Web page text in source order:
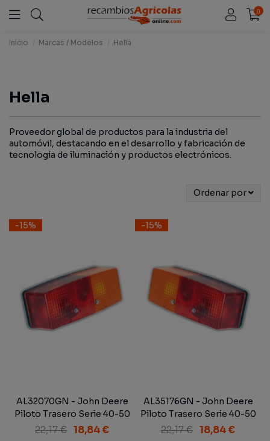
0
Inicio Marcas / Modelos Hella
Hella
Proveedor global de productos para la industria del
automóvil, destacando en el desarrollo y fabricación de
tecnología de iluminación y productos electrónicos.
Ordenar por
-15%
AL32070GN - John Deere
Piloto Trasero Serie 40-50
Derecho Adaptable
22,17 € 18,84 €
-15%
AL35176GN - John Deere
Piloto Trasero Serie 40-50
Izquierdo Adaptable
22,17 € 18,84 €